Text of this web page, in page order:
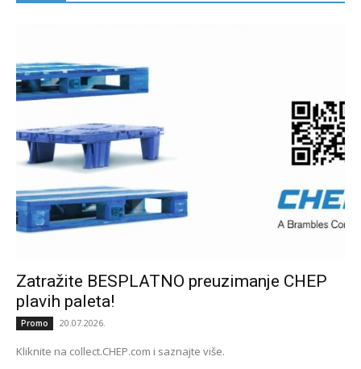
Zatražite BESPLATNO preuzimanje CHEP
plavih paleta!
Promo 20.07.2026.
Kliknite na collect.CHEP.com i saznajte više.